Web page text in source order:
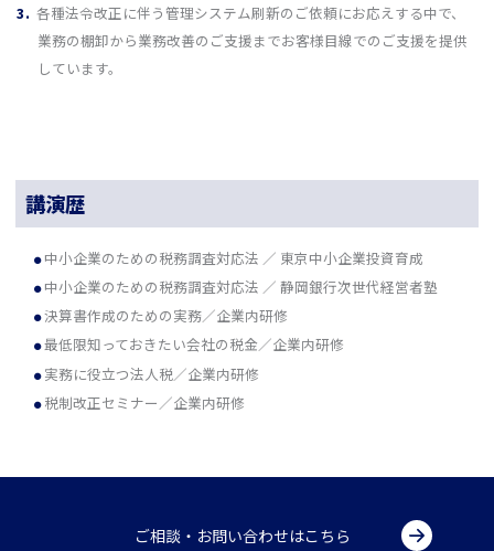
各種法令改正に伴う管理システム刷新のご依頼にお応えする中で、
業務の棚卸から業務改善のご支援までお客様目線でのご支援を提供
しています。
講演歴
中小企業のための税務調査対応法 ／ 東京中小企業投資育成
中小企業のための税務調査対応法 ／ 静岡銀行次世代経営者塾
決算書作成のための実務／企業内研修
最低限知っておきたい会社の税金／企業内研修
実務に役立つ法人税／企業内研修
税制改正セミナー／企業内研修
ご相談・お問い合わせはこちら